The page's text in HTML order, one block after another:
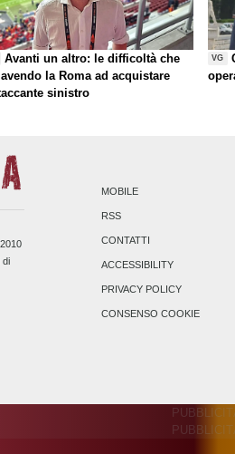
Avanti un altro: le difficoltà che
la Roma ad acquistare
sinistro
VG
di
MOBILE
RSS
CONTATTI
ACCESSIBILITY
PRIVACY POLICY
CONSENSO COOKIE